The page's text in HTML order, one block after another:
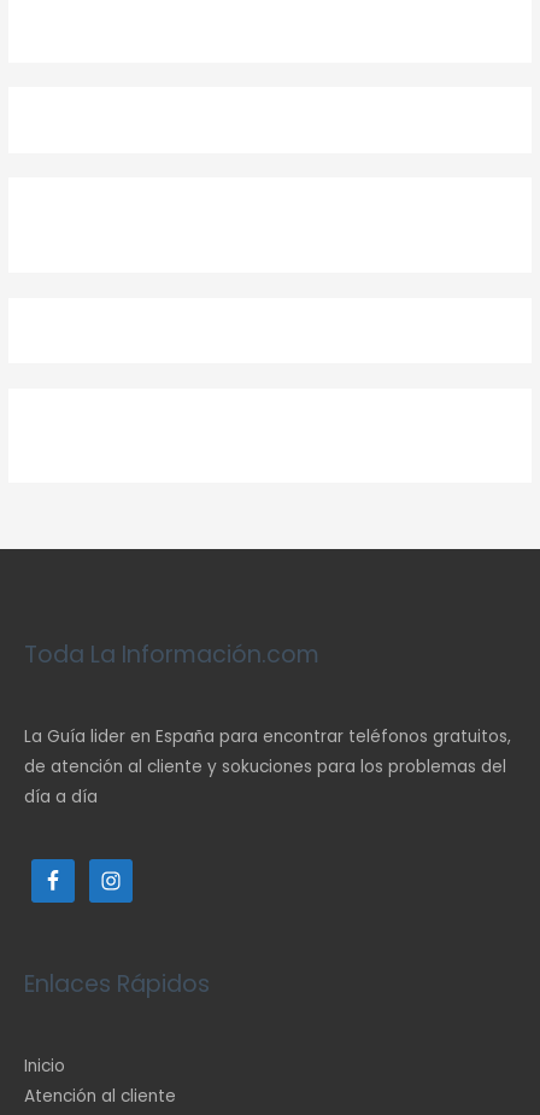
Toda La Información.com
La Guía lider en España para encontrar teléfonos gratuitos,
de atención al cliente y sokuciones para los problemas del
día a día
Enlaces Rápidos
Inicio
Atención al cliente